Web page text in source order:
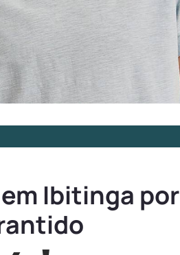
Ibitinga por